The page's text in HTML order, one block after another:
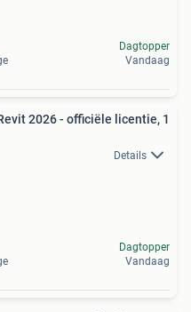
Dagtopper
Vandaag
2026 - officiële licentie, 1
Details
Dagtopper
Vandaag